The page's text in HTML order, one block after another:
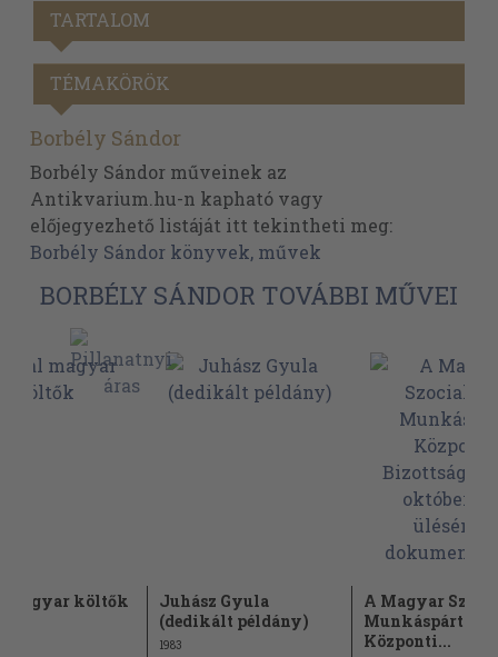
TARTALOM
TÉMAKÖRÖK
Borbély Sándor
Borbély Sándor műveinek az
Antikvarium.hu-n kapható vagy
előjegyezhető listáját itt tekintheti meg:
Borbély Sándor könyvek, művek
BORBÉLY SÁNDOR TOVÁBBI MŰVEI
magyar költők
Juhász Gyula
(dedikált példány)
1983
A Magyar
Munkáspárt
Központi...